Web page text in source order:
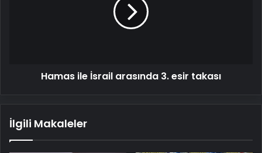
Hamas ile İsrail arasında 3. esir takası
İlgili Makaleler